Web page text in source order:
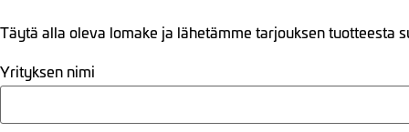
Täytä alla oleva lomake ja lähetämme tarjouksen tuotteesta
Yrityksen nimi